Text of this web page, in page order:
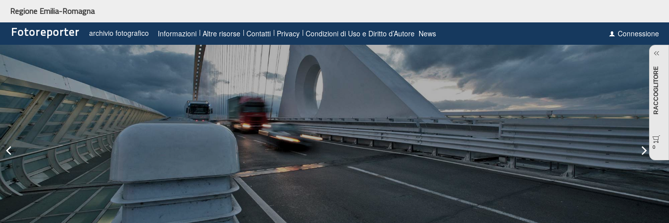
Regione Emilia-Romagna
Fotoreporter archivio fotografico Informazioni Altre risorse Contatti Privacy Condizioni di Uso e Diritto d’Autore News Connessione
RACCOGLITORE
0